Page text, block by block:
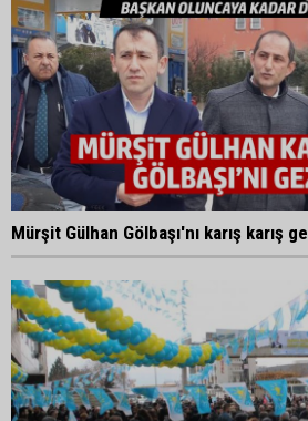
Mürşit Gülhan Gölbaşı'nı karış karış